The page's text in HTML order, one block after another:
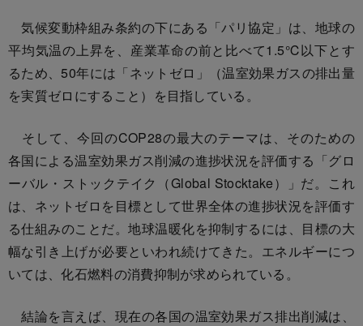
気候変動枠組み条約の下にある「パリ協定」は、地球の
平均気温の上昇を、産業革命の前と比べて1.5℃以下とす
るため、50年には「ネットゼロ」（温室効果ガスの排出量
を実質ゼロにすること）を目指している。
そして、今回のCOP28の最大のテーマは、そのための
各国による温室効果ガス削減の進捗状況を評価する「グロ
ーバル・ストックテイク（Global Stocktake）」だ。これ
は、ネットゼロを目標として世界全体の進捗状況を評価す
る仕組みのことだ。地球温暖化を抑制するには、目標の大
幅な引き上げが必要といわれ続けてきた。エネルギーにつ
いては、化石燃料の消費抑制が求められている。
結論を言えば、現在の各国の温室効果ガス排出削減は、